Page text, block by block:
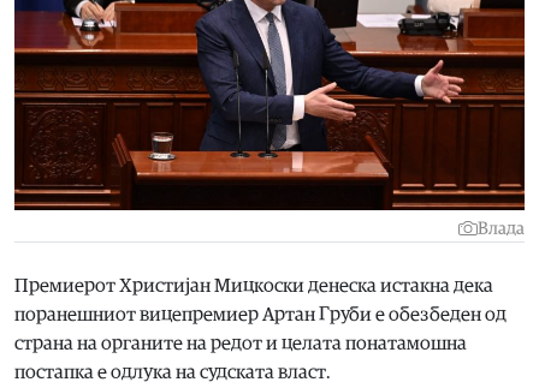
Влада
Премиерот Христијан Мицкоски денеска истакна дека
поранешниот вицепремиер Артан Груби е обезбеден од
страна на органите на редот и целата понатамошна
постапка е одлука на судската власт.